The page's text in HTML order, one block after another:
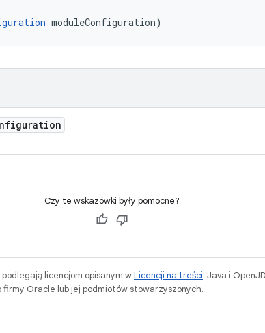
moduleConfiguration)
Czy te wskazówki były pomocne?
licencjom opisanym wLicencji na treści. Java i
Oracle lub jej podmiotów stowarzyszonych.